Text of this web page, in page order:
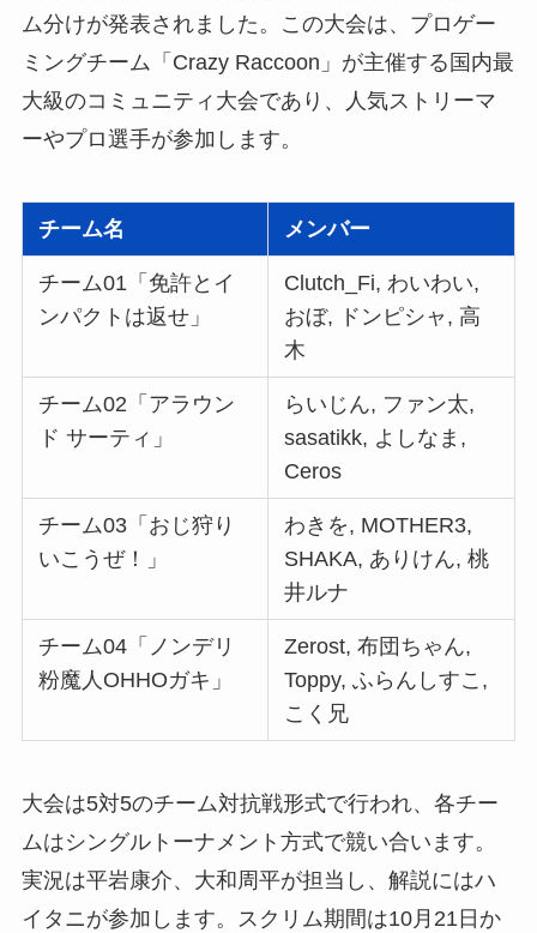
ム分けが発表されました。この大会は、プロゲー
ミングチーム「Crazy Raccoon」が主催する国内最
大級のコミュニティ大会であり、人気ストリーマ
ーやプロ選手が参加します。
チーム名 メンバー
チーム01「免許とイ
ンパクトは返せ」
Clutch_Fi, わいわい,
おぼ, ドンピシャ, 高
木
チーム02「アラウン
ド サーティ」
らいじん, ファン太,
sasatikk, よしなま,
Ceros
チーム03「おじ狩り
いこうぜ！」
わきを, MOTHER3,
SHAKA, ありけん, 桃
井ルナ
チーム04「ノンデリ
粉魔人OHHOガキ」
Zerost, 布団ちゃん,
Toppy, ふらんしすこ,
こく兄
大会は5対5のチーム対抗戦形式で行われ、各チー
ムはシングルトーナメント方式で競い合います。
実況は平岩康介、大和周平が担当し、解説にはハ
イタニが参加します。スクリム期間は10月21日か